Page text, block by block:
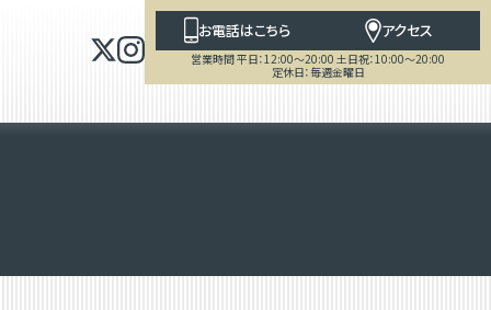
お電話はこちら アクセス
営業時間 平日：12:00～20:00 土日祝：10:00～20:00
定休日：毎週金曜日